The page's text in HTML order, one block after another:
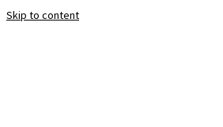
Skip to content